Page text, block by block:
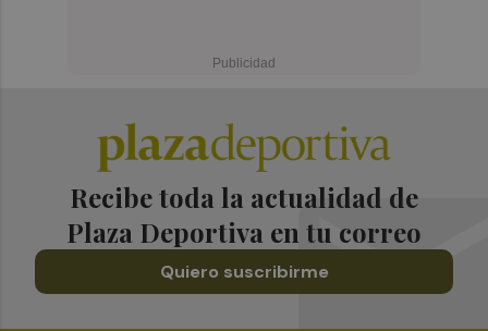
Recibe toda la actualidad de
Plaza Deportiva en tu correo
Quiero suscribirme